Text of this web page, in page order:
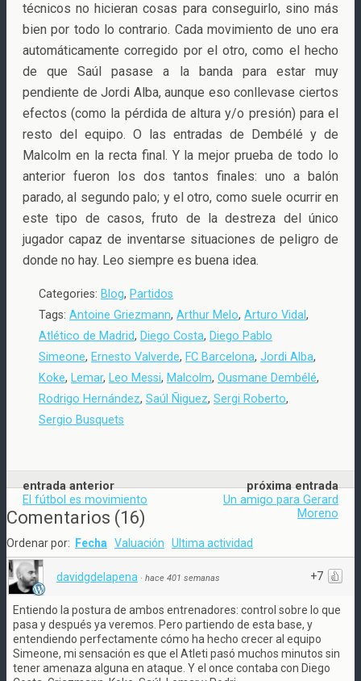
técnicos no hicieran cosas para conseguirlo, sino más
bien por todo lo contrario. Cada movimiento de uno era
automáticamente corregido por el otro, como el hecho
de que Saúl pasase a la banda para estar muy
pendiente de Jordi Alba, aunque eso conllevase ciertos
efectos (como la pérdida de altura y/o presión) para el
resto del equipo. O las entradas de Dembélé y de
Malcolm en la recta final. Y la mejor prueba de todo lo
anterior fueron los dos tantos finales: uno a balón
parado, al segundo palo; y el otro, como suele ocurrir en
este tipo de casos, fruto de la destreza del único
jugador capaz de inventarse situaciones de peligro de
donde no hay. Leo siempre es buena idea.
Categories: Blog, Partidos
Tags: Antoine Griezmann, Arthur Melo, Arturo Vidal,
Atlético de Madrid, Diego Costa, Diego Pablo
Simeone, Ernesto Valverde, FC Barcelona, Jordi Alba,
Koke, Lemar, Leo Messi, Malcolm, Ousmane Dembélé,
Rodrigo Hernández, Saúl Ñiguez, Sergi Roberto,
Sergio Busquets
entrada anterior
El fútbol es movimiento
próxima entrada
Un amigo para Gerard
Moreno
Comentarios (16)
Ordenar por: Fecha Valuación Ultima actividad
+7
davidgdelapena · hace 401 semanas
Entiendo la postura de ambos entrenadores: control sobre lo que
pasa y después ya veremos. Pero partiendo de esta base, y
entendiendo perfectamente cómo ha hecho crecer al equipo
Simeone, mi sensación es que el Atleti pasó muchos minutos sin
tener amenaza alguna en ataque. Y el once contaba con Diego